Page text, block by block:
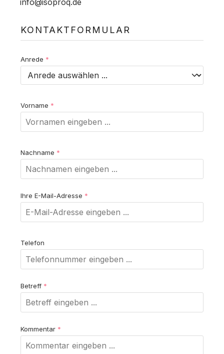
info@isoproq.de
KONTAKTFORMULAR
Anrede *
Vorname *
Nachname *
Ihre E-Mail-Adresse *
Telefon
Betreff *
Kommentar *